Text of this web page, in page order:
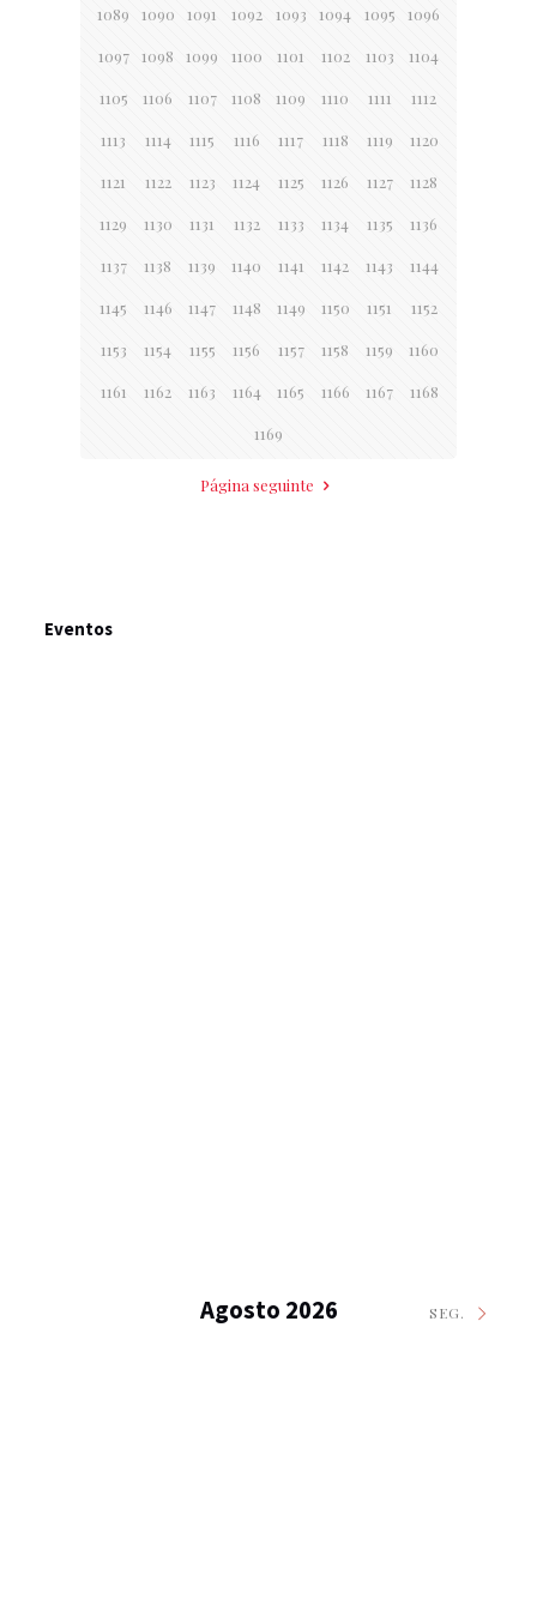
1089 1090 1091 1092 1093 1094 1095 1096
1097 1098 1099 1100 1101 1102 1103 1104
1105 1106 1107 1108 1109 1110 1111 1112
1113 1114 1115 1116 1117 1118 1119 1120
1121 1122 1123 1124 1125 1126 1127 1128
1129 1130 1131 1132 1133 1134 1135 1136
1137 1138 1139 1140 1141 1142 1143 1144
1145 1146 1147 1148 1149 1150 1151 1152
1153 1154 1155 1156 1157 1158 1159 1160
1161 1162 1163 1164 1165 1166 1167 1168
1169
Página seguinte
Eventos
Agosto 2026 SEG.